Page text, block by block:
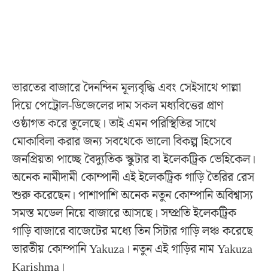
ভারতের বাজারে দৈনন্দিন মূল্যবৃদ্ধি এবং সেইসাথে পাল্লা
দিয়ে পেট্রোল-ডিজেলের দাম সকল মধ্যবিত্তের প্রাণ
ওষ্ঠাগত করে তুলেছে। তাই এমন পরিস্থিতির সাথে
মোকাবিলা করার জন্য সবথেকে ভালো বিকল্প হিসেবে
জনপ্রিয়তা পাচ্ছে বৈদ্যুতিক স্কুটার বা ইলেকট্রিক ভেহিকেল।
অনেক নামীদামী কোম্পানী এই ইলেকট্রিক গাড়ি তৈরির রেস
শুরু করেছেন। পাশাপাশি অনেক নতুন কোম্পানি অবিশ্বাস্য
সমস্ত মডেল নিয়ে বাজারে আসছে। সম্প্রতি ইলেকট্রিক
গাড়ি বাজারে বাজেটের মধ্যে তিন সিটার গাড়ি লঞ্চ করেছে
ভারতীয় কোম্পানি Yakuza। নতুন এই গাড়ির নাম Yakuza
Karishma।